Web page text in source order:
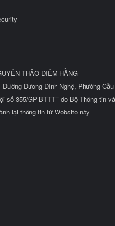
THẢO DIỄM HẰNG
Dương Đình Nghệ, Phường
số 355/GP-BTTTT do Bộ Thông tin
lại thông tin từ Website này